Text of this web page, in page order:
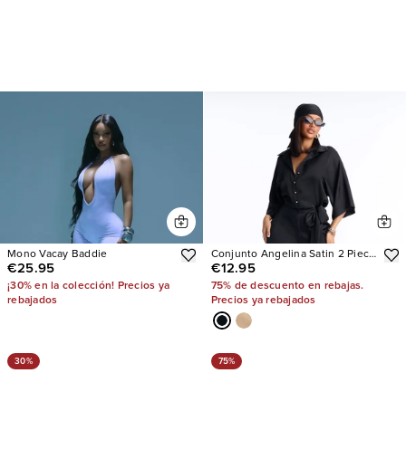
Mono Vacay Baddie
€25.95
¡30% en la colección! Precios ya
rebajados
Conjunto Angelina Satin 2 Piece
Jumpsuit
€12.95
75% de descuento en rebajas.
Precios ya rebajados
30% 75%